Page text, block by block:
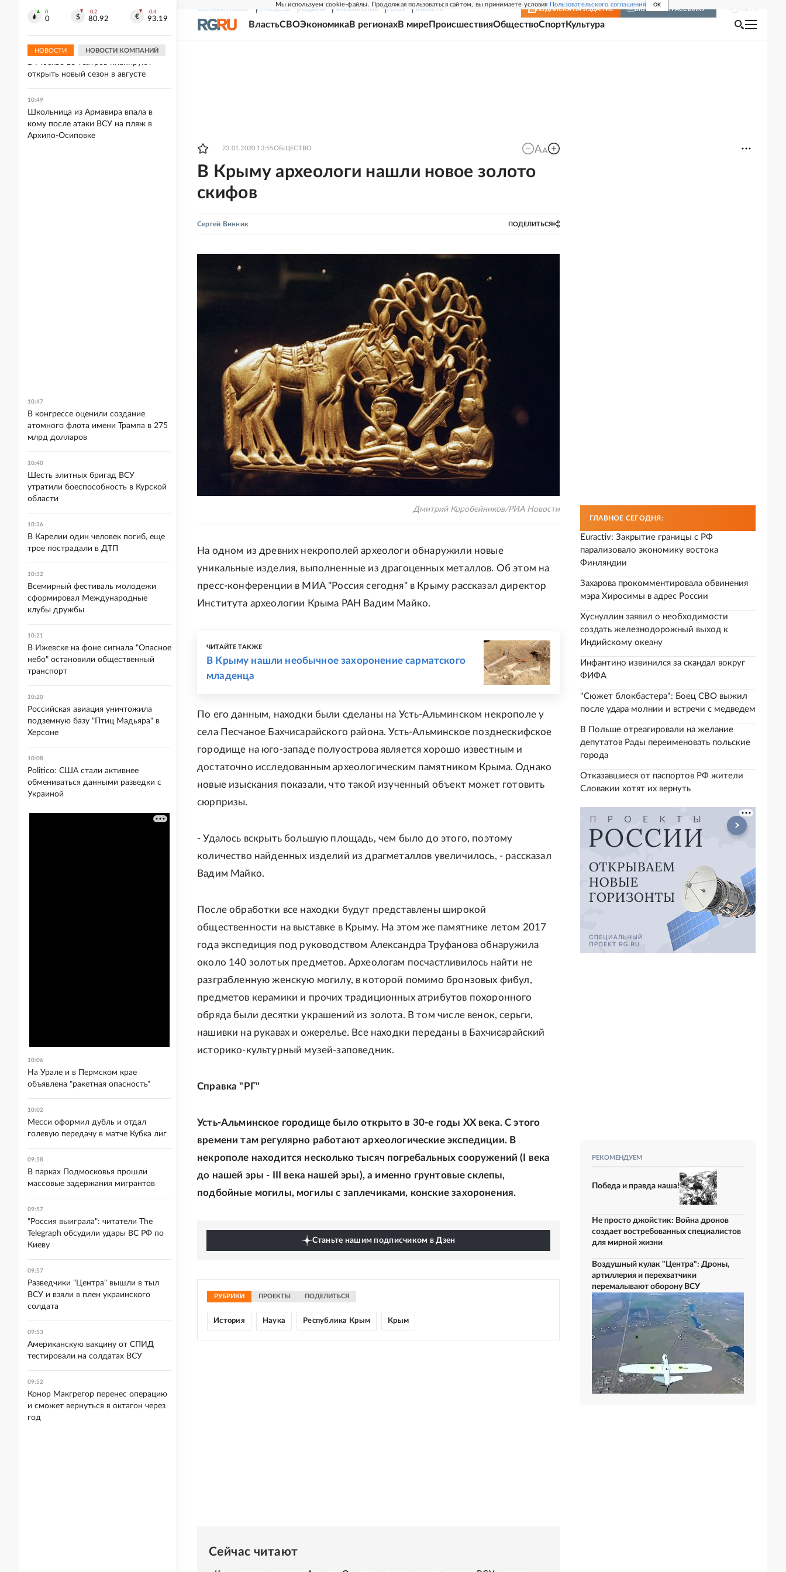
Мы используем cookie-файлы. Продолжая пользоваться сайтом, вы принимаете условия Пользовательского соглашения OK
СВЕЖИЙ НОМЕР РГ-НЕДЕЛЯ РОДИНА ПРИЛОЖЕНИЯ СОЮЗ НОВОСТИ ПОДПИСКА НА ИЗДАНИЕ ВКЛЮЧИТЬ РАССЫЛКУ
ВластьСВОЭкономикаВ регионахВ мире ПроисшествияОбществоСпортКультура
23.01.2020 13:55ОБЩЕСТВО
В Крыму археологи нашли новое золото
скифов
Сергей Винник ПОДЕЛИТЬСЯ
Дмитрий Коробейников/РИА Новости
На одном из древних некрополей археологи обнаружили новые
уникальные изделия, выполненные из драгоценных металлов. Об этом на
пресс-конференции в МИА "Россия сегодня" в Крыму рассказал директор
Института археологии Крыма РАН Вадим Майко.
ЧИТАЙТЕ ТАКЖЕ
В Крыму нашли необычное захоронение сарматского
младенца
По его данным, находки были сделаны на Усть-Альминском некрополе у
села Песчаное Бахчисарайского района. Усть-Альминское позднескифское
городище на юго-западе полуострова является хорошо известным и
достаточно исследованным археологическим памятником Крыма. Однако
новые изыскания показали, что такой изученный объект может готовить
сюрпризы.
- Удалось вскрыть большую площадь, чем было до этого, поэтому
количество найденных изделий из драгметаллов увеличилось, - рассказал
Вадим Майко.
После обработки все находки будут представлены широкой
общественности на выставке в Крыму. На этом же памятнике летом 2017
года экспедиция под руководством Александра Труфанова обнаружила
около 140 золотых предметов. Археологам посчастливилось найти не
разграбленную женскую могилу, в которой помимо бронзовых фибул,
предметов керамики и прочих традиционных атрибутов похоронного
обряда были десятки украшений из золота. В том числе венок, серьги,
нашивки на рукавах и ожерелье. Все находки переданы в Бахчисарайский
историко-культурный музей-заповедник.
Справка "РГ"
Усть-Альминское городище было открыто в 30-е годы XX века. С этого
времени там регулярно работают археологические экспедиции. В
некрополе находится несколько тысяч погребальных сооружений (I века
до нашей эры - III века нашей эры), а именно грунтовые склепы,
подбойные могилы, могилы с заплечиками, конские захоронения.
Станьте нашим подписчиком в Дзен
РУБРИКИ ПРОЕКТЫ ПОДЕЛИТЬСЯ
История Наука Республика Крым Крым
Сейчас читают
ГЛАВНОЕ СЕГОДНЯ:
Euractiv: Закрытие границы с РФ
парализовало экономику востока
Финляндии
Захарова прокомментировала обвинения
мэра Хиросимы в адрес России
Хуснуллин заявил о необходимости
создать железнодорожный выход к
Индийскому океану
Инфантино извинился за скандал вокруг
ФИФА
"Сюжет блокбастера": Боец СВО выжил
после удара молнии и встречи с медведем
В Польше отреагировали на желание
депутатов Рады переименовать польские
города
Отказавшиеся от паспортов РФ жители
Словакии хотят их вернуть
РЕКОМЕНДУЕМ
Победа и правда наша!
Не просто джойстик: Война дронов
создает востребованных специалистов
для мирной жизни
Воздушный кулак "Центра": Дроны,
артиллерия и перехватчики
перемалывают оборону ВСУ
0
0
-0.2
80.92
-0.4
93.19
НОВОСТИ НОВОСТИ КОМПАНИЙ
АЦ ВЦИОМ: До 80% россиян
10:54
В Москве 18 театров планируют
открыть новый сезон в августе
10:49
Школьница из Армавира впала в
кому после атаки ВСУ на пляж в
Архипо-Осиповке
10:47
В конгрессе оценили создание
атомного флота имени Трампа в 275
млрд долларов
10:40
Шесть элитных бригад ВСУ
утратили боеспособность в Курской
области
10:36
В Карелии один человек погиб, еще
трое пострадали в ДТП
10:32
Всемирный фестиваль молодежи
сформировал Международные
клубы дружбы
10:21
В Ижевске на фоне сигнала "Опасное
небо" остановили общественный
транспорт
10:20
Российская авиация уничтожила
подземную базу "Птиц Мадьяра" в
Херсоне
10:08
Politico: США стали активнее
обмениваться данными разведки с
Украиной
10:06
На Урале и в Пермском крае
объявлена "ракетная опасность"
10:02
Месси оформил дубль и отдал
голевую передачу в матче Кубка лиг
09:58
В парках Подмосковья прошли
массовые задержания мигрантов
09:57
"Россия выиграла": читатели The
Telegraph обсудили удары ВС РФ по
Киеву
09:57
Разведчики "Центра" вышли в тыл
ВСУ и взяли в плен украинского
солдата
09:53
Американскую вакцину от СПИД
тестировали на солдатах ВСУ
09:52
Конор Макгрегор перенес операцию
и сможет вернуться в октагон через
год